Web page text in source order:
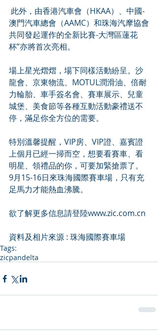
澳門汽車總會（AAMC）和珠海汽摩協會
共同發起運作的全新比賽-大灣區蓮花
杯”亦將首次亮相。
場上星光熠熠，場下同樣活動紛呈。沙
龍會、京東物流、MOTUL潤滑油、倍耐
力輪胎、車手簽名會、賽車展示、兒童
城堡、美食節等各種互動活動豪禮送不
停，滿足你全方位的需要。
特別溫馨提醒，VIP房、VIP證、嘉賓證
上個月已經一掃而空，想要看賽車、看
明星、領禮品的你，可要加緊搶票了。
9月15-16日來珠海國際賽車場，只有充
足馬力才能熱血沸騰。
欲了解更多信息請登陸www.zic.com.cn
資料及相片來源 : 珠海國際賽車場
Tags:
zicpandelta